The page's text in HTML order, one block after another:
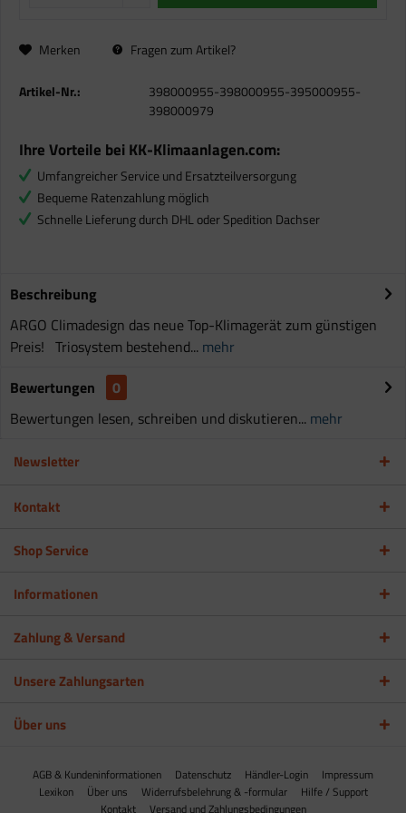
Merken Fragen zum Artikel?
Artikel-Nr.:
398000955-398000955-395000955-
398000979
Ihre Vorteile bei KK-Klimaanlagen.com:
Umfangreicher Service und Ersatzteilversorgung
Bequeme Ratenzahlung möglich
Schnelle Lieferung durch DHL oder Spedition Dachser
Beschreibung
ARGO Climadesign das neue Top-Klimagerät zum günstigen
Preis! Triosystem bestehend... mehr
Bewertungen
0
Bewertungen lesen, schreiben und diskutieren... mehr
Newsletter
Kontakt
Shop Service
Informationen
Zahlung & Versand
Unsere Zahlungsarten
Über uns
AGB & Kundeninformationen Datenschutz Händler-Login
Impressum
Lexikon
Über uns Widerrufsbelehrung & -formular
Hilfe / Support
Kontakt
Versand und Zahlungsbedingungen